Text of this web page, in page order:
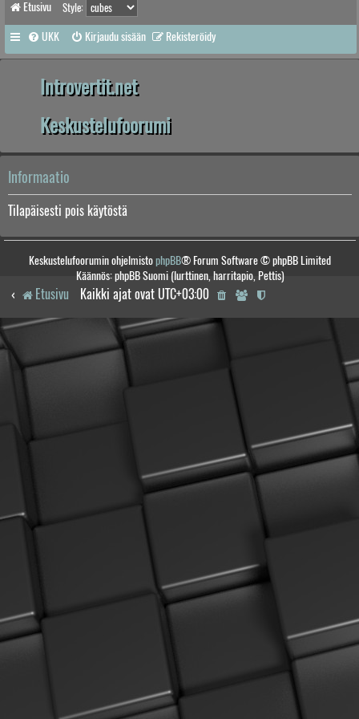
Etusivu Style:
UKK Kirjaudu sisään Rekisteröidy
Introvertit.net
Keskustelufoorumi
Informaatio
Tilapäisesti pois käytöstä
Keskustelufoorumin ohjelmistophpBB® Forum Software © phpBB Limited
Käännös: phpBB Suomi (lurttinen, harritapio, Pettis)
Etusivu Kaikki ajat ovat UTC+03:00